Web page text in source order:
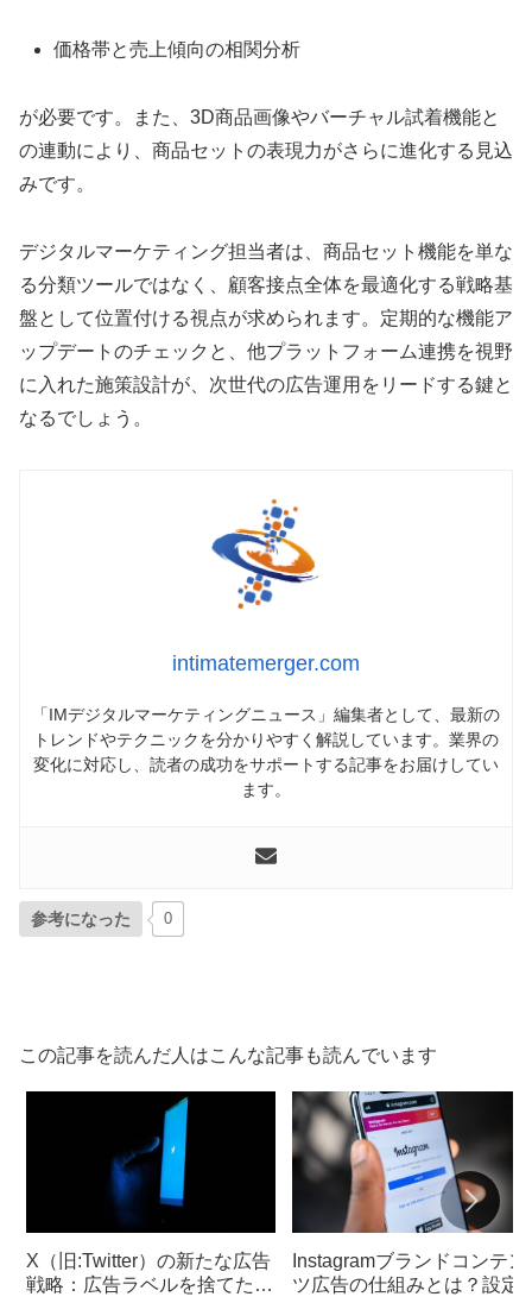
価格帯と売上傾向の相関分析
が必要です。また、3D商品画像やバーチャル試着機能と
の連動により、商品セットの表現力がさらに進化する見込
みです。
デジタルマーケティング担当者は、商品セット機能を単な
る分類ツールではなく、顧客接点全体を最適化する戦略基
盤として位置付ける視点が求められます。定期的な機能ア
ップデートのチェックと、他プラットフォーム連携を視野
に入れた施策設計が、次世代の広告運用をリードする鍵と
なるでしょう。
intimatemerger.com
「IMデジタルマーケティングニュース」編集者として、最新の
トレンドやテクニックを分かりやすく解説しています。業界の
変化に対応し、読者の成功をサポートする記事をお届けしてい
ます。
参考になった 0
この記事を読んだ人はこんな記事も読んでいます
X（旧:Twitter）の新たな広告
戦略：広告ラベルを捨てた大
Instagramブランドコンテン
ツ広告の仕組みとは？設定